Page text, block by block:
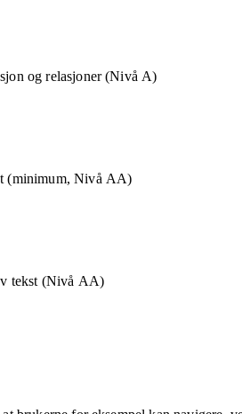
og relasjoner (Nivå A)
(minimum, Nivå AA)
tekst (Nivå AA)